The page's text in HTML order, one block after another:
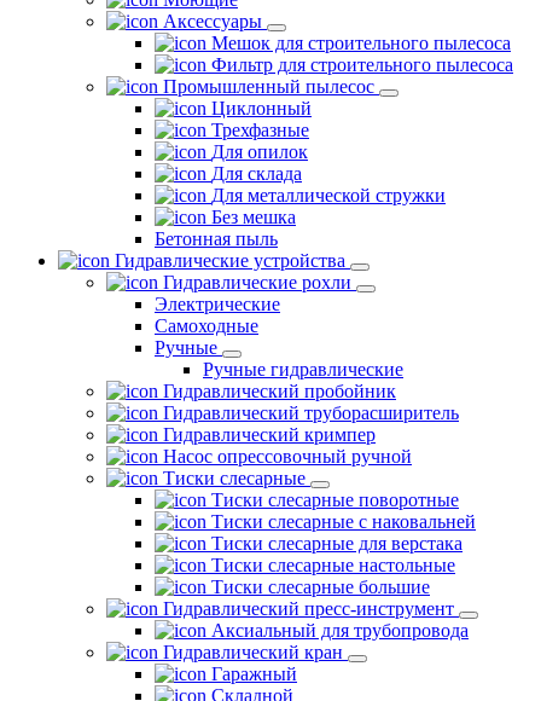
Аксессуары
Мешок для строительного пылесоса
Фильтр для строительного пылесоса
Промышленный пылесос
Циклонный
Трехфазные
Для опилок
Для склада
Для металлической стружки
Без мешка
Бетонная пыль
Гидравлические устройства
Гидравлические рохли
Электрические
Самоходные
Ручные
Ручные гидравлические
Гидравлический пробойник
Гидравлический труборасширитель
Гидравлический кримпер
Насос опрессовочный ручной
Тиски слесарные
Тиски слесарные поворотные
Тиски слесарные с наковальней
Тиски слесарные для верстака
Тиски слесарные настольные
Тиски слесарные большие
Гидравлический пресс-инструмент
Аксиальный для трубопровода
Гидравлический кран
Гаражный
Складной